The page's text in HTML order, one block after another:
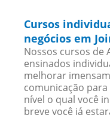
Cursos
negócios em
Nossos cursos de
ensinados
melhorar
comunicação
nível o qual você
breve você já